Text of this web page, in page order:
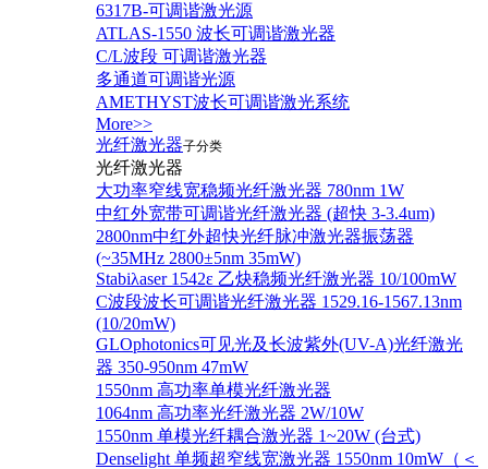
6317B-可调谐激光源
ATLAS-1550 波长可调谐激光器
C/L波段 可调谐激光器
多通道可调谐光源
AMETHYST波长可调谐激光系统
More>>
光纤激光器子分类
光纤激光器
大功率窄线宽稳频光纤激光器 780nm 1W
中红外宽带可调谐光纤激光器 (超快 3-3.4um)
2800nm中红外超快光纤脉冲激光器振荡器
(~35MHz 2800±5nm 35mW)
Stabiλaser 1542ε 乙炔稳频光纤激光器 10/100mW
C波段波长可调谐光纤激光器 1529.16-1567.13nm
(10/20mW)
GLOphotonics可见光及长波紫外(UV-A)光纤激光
器 350-950nm 47mW
1550nm 高功率单模光纤激光器
1064nm 高功率光纤激光器 2W/10W
1550nm 单模光纤耦合激光器 1~20W (台式)
Denselight 单频超窄线宽激光器 1550nm 10mW（＜